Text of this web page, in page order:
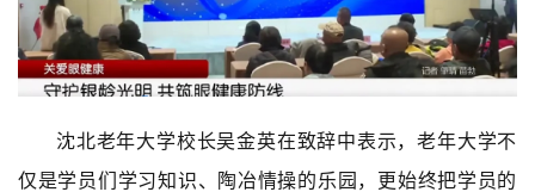
沈北老年大学校长吴金英在致辞中表示，老年大学不
仅是学员们学习知识、陶冶情操的乐园，更始终把学员的